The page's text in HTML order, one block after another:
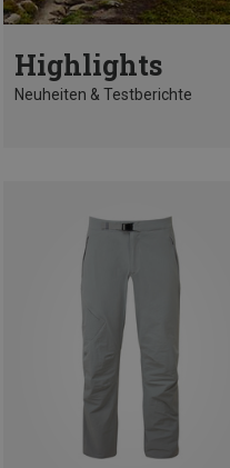
Highlights
Neuheiten & Testberichte